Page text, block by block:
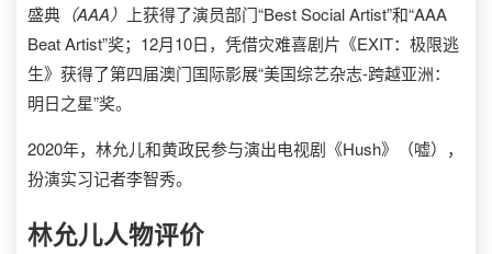
盛典 （AAA）
上获得了演员部门“Best Social Artist”和“AAA
Beat Artist”奖；12月10日，凭借灾难喜剧片《EXIT：极限逃
生》获得了第四届澳门国际影展“美国综艺杂志-跨越亚洲：
明日之星”奖。
2020年，林允儿和黄政民参与演出电视剧《Hush》（嘘），
扮演实习记者李智秀。
林允儿人物评价